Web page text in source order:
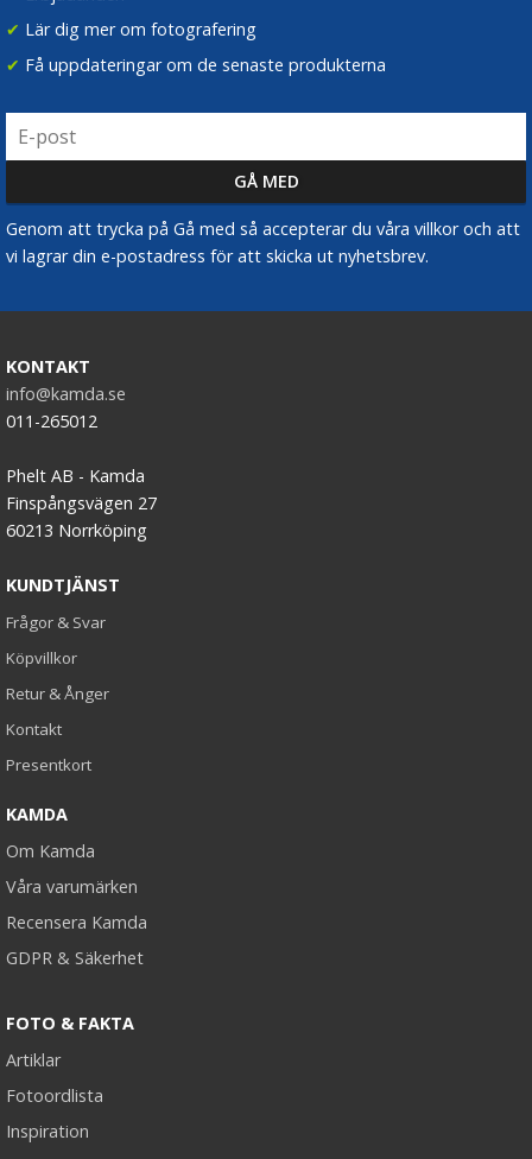
✔ Lär dig mer om fotografering
✔ Få uppdateringar om de senaste produkterna
Genom att trycka på Gå med så accepterar du våra villkor och att
vi lagrar din e-postadress för att skicka ut nyhetsbrev.
KONTAKT
info@kamda.se
011-265012
Phelt AB - Kamda
Finspångsvägen 27
60213 Norrköping
KUNDTJÄNST
Frågor & Svar
Köpvillkor
Retur & Ånger
Kontakt
Presentkort
KAMDA
Om Kamda
Våra varumärken
Recensera Kamda
GDPR & Säkerhet
FOTO & FAKTA
Artiklar
Fotoordlista
Inspiration